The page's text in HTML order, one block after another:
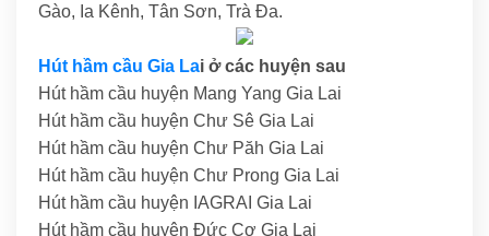
Gào, Ia Kênh, Tân Sơn, Trà Đa.
Hút hầm cầu Gia Lai ở các huyện sau
Hút hầm cầu huyện Mang Yang Gia Lai
Hút hầm cầu huyện Chư Sê Gia Lai
Hút hầm cầu huyện Chư Păh Gia Lai
Hút hầm cầu huyện Chư Prong Gia Lai
Hút hầm cầu huyện IAGRAI Gia Lai
Hút hầm cầu huyện Đức Cơ Gia Lai